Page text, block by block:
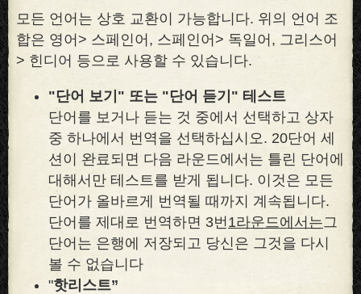
모든 언어는 상호 교환이 가능합니다. 위의 언어 조
합은 영어> 스페인어, 스페인어> 독일어, 그리스어
> 힌디어 등으로 사용할 수 있습니다.
"단어 보기" 또는 "단어 듣기" 테스트
단어를 보거나 듣는 것 중에서 선택하고 상자
중 하나에서 번역을 선택하십시오. 20단어 세
션이 완료되면 다음 라운드에서는 틀린 단어에
대해서만 테스트를 받게 됩니다. 이것은 모든
단어가 올바르게 번역될 때까지 계속됩니다.
단어를 제대로 번역하면 3번 1라운드에서는 그
단어는 은행에 저장되고 당신은 그것을 다시
볼 수 없습니다
"핫리스트”